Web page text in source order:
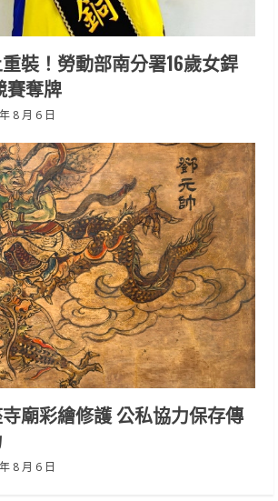
裝！勞動部南分署16歲女銲
賽奪牌
8 月 6 日
廟彩繪修護 公私協力保存傳
8 月 6 日